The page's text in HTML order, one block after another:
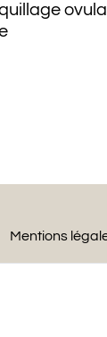
ovula
Mentions